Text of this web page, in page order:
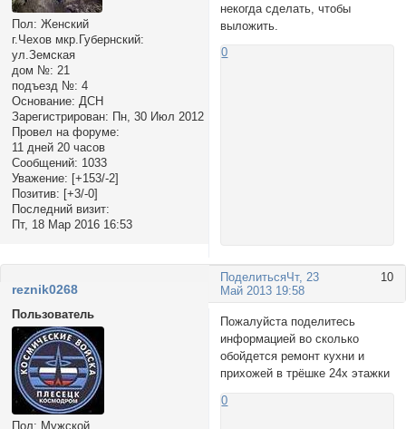
Пол: Женский
г.Чехов мкр.Губернский:
ул.Земская
дом №: 21
подъезд №: 4
Основание: ДСН
Зарегистрирован: Пн, 30 Июл 2012
Провел на форуме:
11 дней 20 часов
Сообщений: 1033
Уважение: [+153/-2]
Позитив: [+3/-0]
Последний визит:
Пт, 18 Мар 2016 16:53
некогда сделать, чтобы
выложить.
0
Поделиться 10
Чт, 23
Май 2013 19:58
reznik0268
Пользователь
Пол: Мужской
Пожалуйста поделитесь
информацией во сколько
обойдется ремонт кухни и
прихожей в трёшке 24х этажки
0